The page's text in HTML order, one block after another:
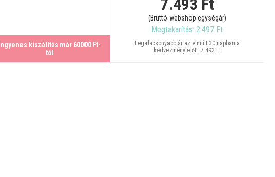
Ingyenes kiszálltás már 60000 Ft-
tól
7.493 Ft
(Bruttó webshop egységár)
Megtakarítás: 2.497 Ft
Legalacsonyabb ár az elmúlt 30 napban a
kedvezmény előtt: 7.492 Ft